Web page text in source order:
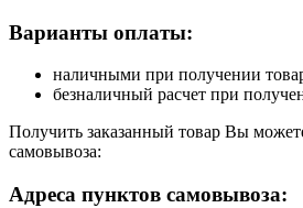
Варианты оплаты:
наличными при получении
безналичный расчет при
Получить заказанный товар Вы
самовывоза:
Адреса пунктов самовывоза: